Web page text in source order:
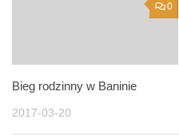
0
Bieg rodzinny w Baninie
2017-03-20